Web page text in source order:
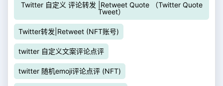
Twitter 自定义 评论转发 |Retweet Quote （Twitter Quote
Tweet）
Twitter转发|Retweet (NFT账号)
twitter 自定义文案评论点评
twitter 随机emoji评论点评 (NFT)